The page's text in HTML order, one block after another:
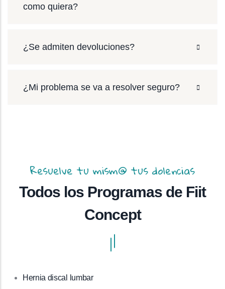
como quiera?
¿Se admiten devoluciones?
¿Mi problema se va a resolver seguro?
Resuelve tu mism@ tus dolencias
Todos los Programas de Fiit
Concept
Hernia discal lumbar